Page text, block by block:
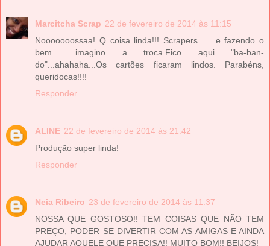
Marcitcha Scrap 22 de fevereiro de 2014 às 11:15
Nooooooossaa! Q coisa linda!!! Scrapers .... e fazendo o
bem... imagino a troca.Fico aqui "ba-ban-
do"...ahahaha...Os cartões ficaram lindos. Parabéns,
queridocas!!!!
Responder
ALINE 22 de fevereiro de 2014 às 21:42
Produção super linda!
Responder
Neia Ribeiro 23 de fevereiro de 2014 às 11:37
NOSSA QUE GOSTOSO!! TEM COISAS QUE NÃO TEM
PREÇO, PODER SE DIVERTIR COM AS AMIGAS E AINDA
AJUDAR AQUELE QUE PRECISA!! MUITO BOM!! BEIJOS!